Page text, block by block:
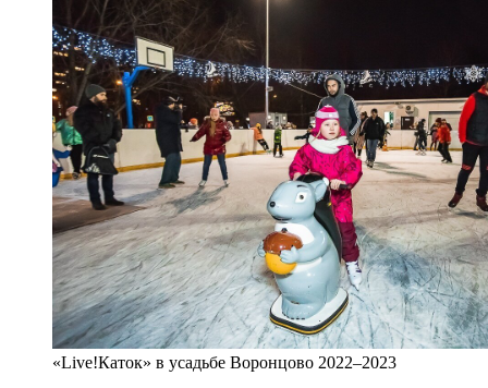
«Live!Каток» в усадьбе Воронцово 2022–2023